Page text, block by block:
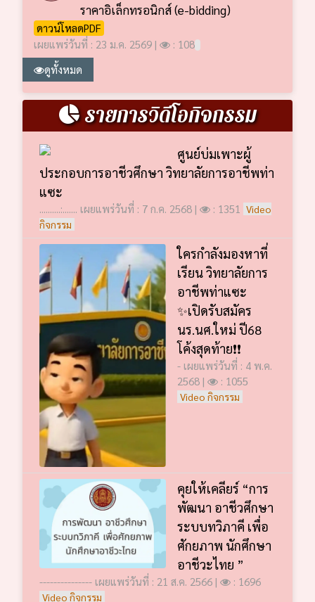
ราคาอิเล็กทรอนิกส์ (e-bidding)
ดาวน์โหลดPDF
เผยแพร่วันที่ : 23 ม.ค. 2569 |
: 108
ดูทั้งหมด
รายการวิดีโอกิจกรรม
ศูนย์บ่มเพาะผู้
ประกอบการอาชีวศึกษา วิทยาลัยการอาชีพท่า
แซะ
..........:....... เผยแพร่วันที่ : 7 ก.ค. 2568 | : 1351
Video
กิจกรรม
ใครกำลังมองหาที่
เรียน วิทยาลัยการ
อาชีพท่าแซะ
✨เปิดรับสมัคร
นร.นศ.ใหม่ ปี68
โค้งสุดท้าย❗️❗️
- เผยแพร่วันที่ : 4 พ.ค.
2568 |
: 1055
Video กิจกรรม
คุยให้เคลียร์ “การ
พัฒนา อาชีวศึกษา
ระบบทวิภาคี เพื่อ
ศักยภาพ นักศึกษา
อาชีวะไทย ”
--------------- เผยแพร่วันที่ : 21 ส.ค. 2566 | : 1696
Video กิจกรรม